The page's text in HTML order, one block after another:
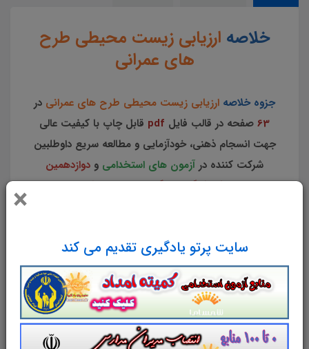
×
سایت پرتو یادگیری تقدیم می کند
خلاصه ارزیابی زیست محیطی طرح
های عمرانی
جزوه خلاصه ارزیابی زیست محیطی طرح های عمرانی در
63 صفحه در قالب فایل pdf قابل چاپ با کیفیت عالی
جهت انسجام ذهنی، خودآزمایی و مطالعه سریع داوطلبین
شرکت کننده در آزمون های استخدامی و دوازدهمین
امتحان مشترک فراگیر دستگاه های اجرایی کشورمطابق با
مطابق با سرفصل های دوازدهمین
امتحان مشترک فراگیر دستگاه های
اجرایی کشور